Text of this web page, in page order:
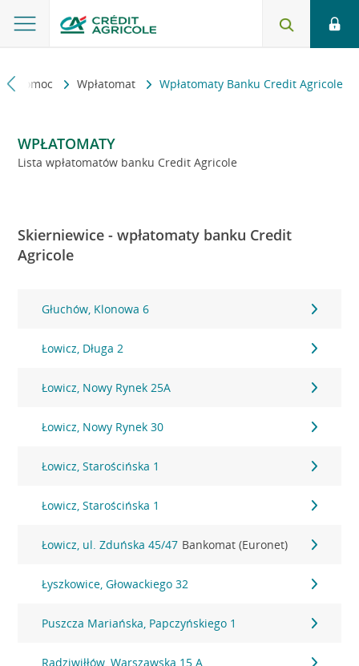
i pomoc Wpłatomat Wpłatomaty Banku Credit Agricole
WPŁATOMATY
Lista wpłatomatów banku Credit Agricole
Skierniewice - wpłatomaty banku Credit
Agricole
Głuchów, Klonowa 6
Łowicz, Długa 2
Łowicz, Nowy Rynek 25A
Łowicz, Nowy Rynek 30
Łowicz, Starościńska 1
Łowicz, Starościńska 1
Łowicz, ul. Zduńska 45/47 Bankomat (Euronet)
Łyszkowice, Głowackiego 32
Puszcza Mariańska, Papczyńskiego 1
Radziwiłłów, Warszawska 15 A